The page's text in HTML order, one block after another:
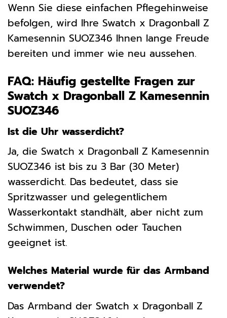
Wenn Sie diese einfachen Pflegehinweise
befolgen, wird Ihre Swatch x Dragonball Z
Kamesennin SUOZ346 Ihnen lange Freude
bereiten und immer wie neu aussehen.
FAQ: Häufig gestellte Fragen zur
Swatch x Dragonball Z Kamesennin
SUOZ346
Ist die Uhr wasserdicht?
Ja, die Swatch x Dragonball Z Kamesennin
SUOZ346 ist bis zu 3 Bar (30 Meter)
wasserdicht. Das bedeutet, dass sie
Spritzwasser und gelegentlichem
Wasserkontakt standhält, aber nicht zum
Schwimmen, Duschen oder Tauchen
geeignet ist.
Welches Material wurde für das Armband
verwendet?
Das Armband der Swatch x Dragonball Z